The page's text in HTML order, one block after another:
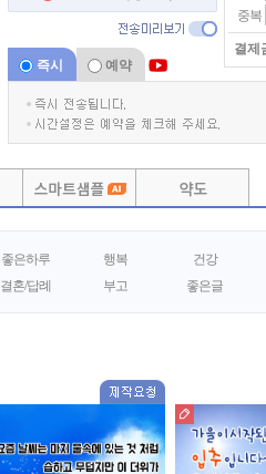
중복
결제
즉시
예약
좋은하루 행복 건강
결혼/답례 부고 좋은글